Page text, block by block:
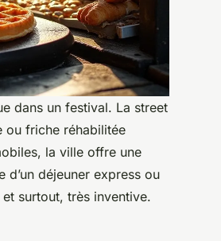
dans un festival. La street
ou friche réhabilitée
la ville offre une
déjeuner express ou
surtout, très inventive.